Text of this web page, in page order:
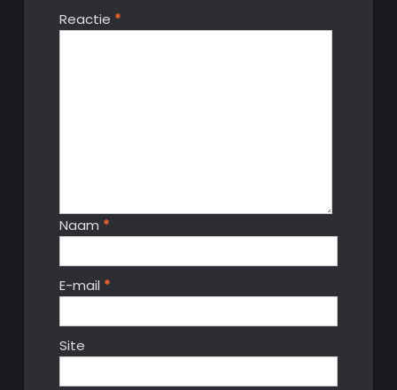
Reactie *
Naam *
E-mail *
Site